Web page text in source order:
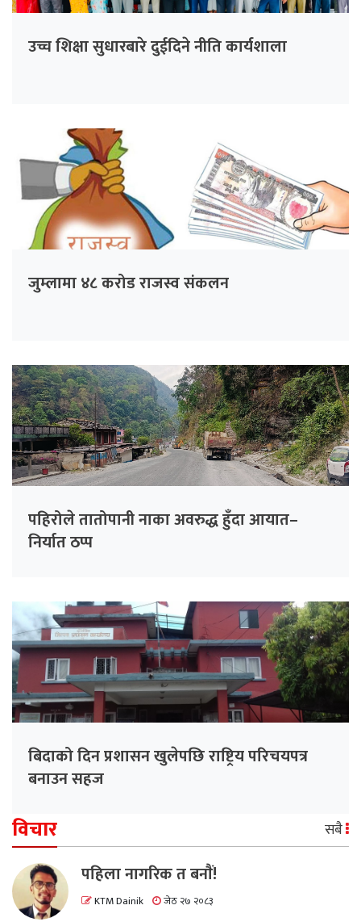
उच्च शिक्षा सुधारबारे दुईदिने नीति कार्यशाला
जुम्लामा ४८ करोड राजस्व संकलन
पहिरोले तातोपानी नाका अवरुद्ध हुँदा आयात–
निर्यात ठप्प
बिदाको दिन प्रशासन खुलेपछि राष्ट्रिय परिचयपत्र
बनाउन सहज
विचार सबै
पहिला नागरिक त बनाैं!
KTM Dainik जेठ २७ २०८३